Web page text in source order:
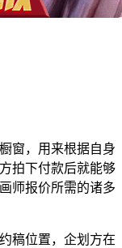
窗，用来根据自身
拍下付款后就能够
师报价所需的诸多
稿位置，企划方在